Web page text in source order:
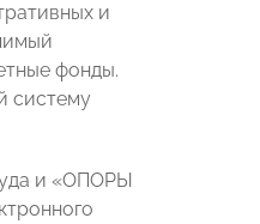
и
фонды.
систему
и «ОПОРЫ